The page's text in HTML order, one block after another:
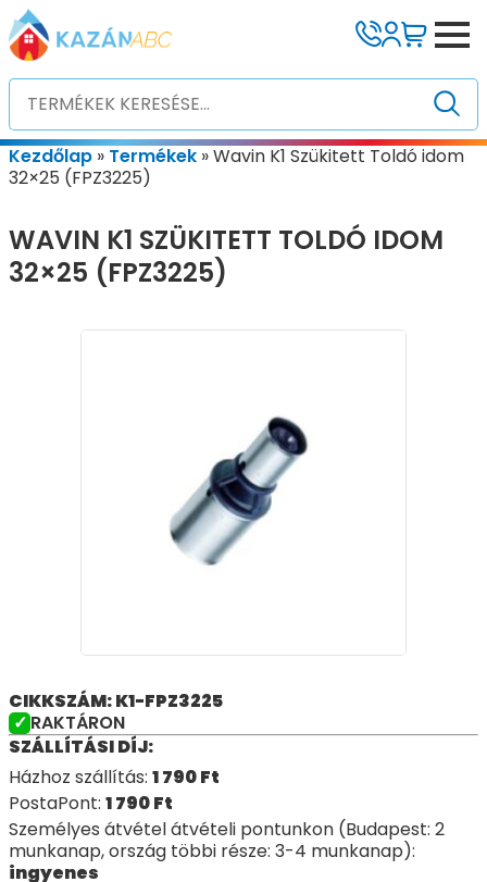
Kezdőlap » Termékek »Wavin K1 Szükitett Toldó idom
32×25 (FPZ3225)
WAVIN K1 SZÜKITETT TOLDÓ IDOM
32×25 (FPZ3225)
CIKKSZÁM: K1-FPZ3225
RAKTÁRON
SZÁLLÍTÁSI DÍJ:
Házhoz szállítás: 1 790Ft
PostaPont: 1 790Ft
Személyes átvétel átvételi pontunkon (Budapest: 2
munkanap, ország többi része: 3-4 munkanap):
ingyenes